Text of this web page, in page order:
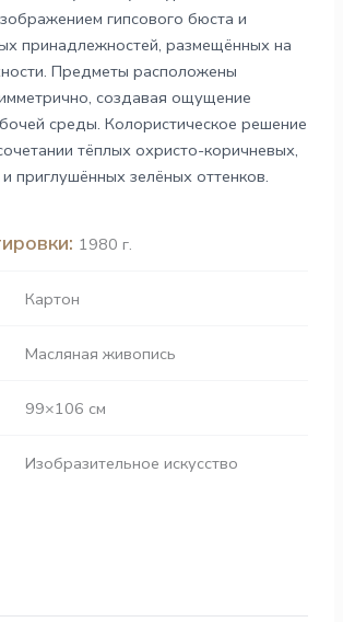
гипсового бюста и
принадлежностей, размещённых на
Предметы расположены
создавая ощущение
среды. Колористическое решение
тёплых охристо-коричневых,
приглушённых зелёных оттенков.
1980 г.
Картон
Масляная живопись
99×106 см
Изобразительное искусство